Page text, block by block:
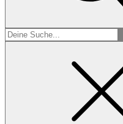
Suchen
nach: